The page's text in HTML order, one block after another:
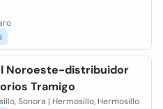
Noroeste-distribuidor
Tramigo
Sonora | Hermosillo, Hermosillo